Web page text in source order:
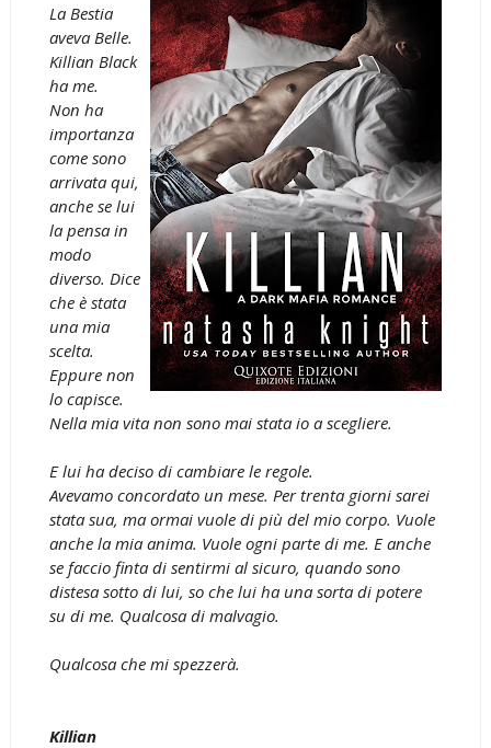
La Bestia
aveva Belle.
Killian Black
ha me.
Non ha
importanza
come sono
arrivata qui,
anche se lui
la pensa in
modo
diverso. Dice
che è stata
una mia
scelta.
Eppure non
lo capisce.
Nella mia vita non sono mai stata io a scegliere.
E lui ha deciso di cambiare le regole.
Avevamo concordato un mese. Per trenta giorni sarei
stata sua, ma ormai vuole di più del mio corpo. Vuole
anche la mia anima. Vuole ogni parte di me. E anche
se faccio finta di sentirmi al sicuro, quando sono
distesa sotto di lui, so che lui ha una sorta di potere
su di me. Qualcosa di malvagio.
Qualcosa che mi spezzerà.
Killian